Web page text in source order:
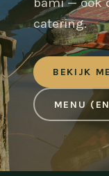
catering.
BEKIJK
MENU